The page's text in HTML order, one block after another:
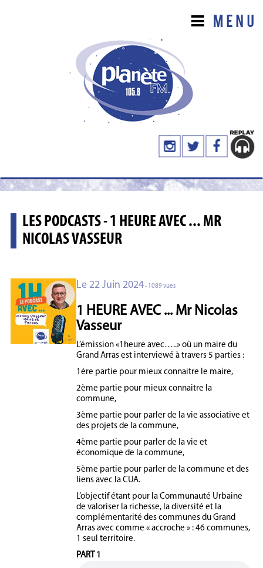
LES PODCASTS - 1 HEURE AVEC ... MR
NICOLAS VASSEUR
Le 22 Juin 2024- 1089 vues
1 HEURE AVEC ... Mr Nicolas
Vasseur
L’émission «1heure avec…..» où un maire du
Grand Arras est interviewé à travers 5 parties :
1ère partie pour mieux connaitre le maire,
2ème partie pour mieux connaitre la
commune,
3ème partie pour parler de la vie associative et
des projets de la commune,
4ème partie pour parler de la vie et
économique de la commune,
5ème partie pour parler de la commune et des
liens avec la CUA.
L’objectif étant pour la Communauté Urbaine
de valoriser la richesse, la diversité et la
complémentarité des communes du Grand
Arras avec comme « accroche » : 46 communes,
1 seul territoire.
PART 1